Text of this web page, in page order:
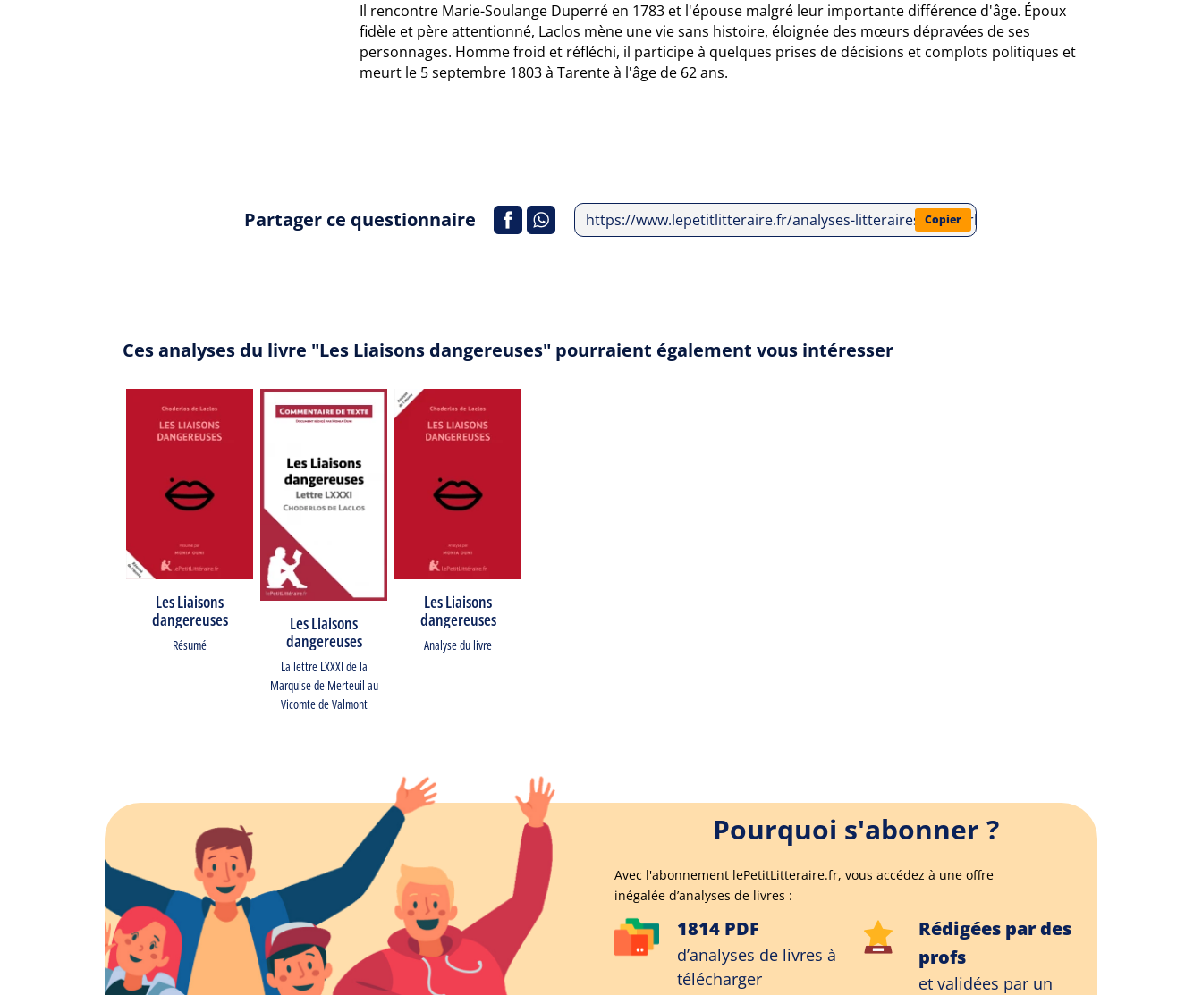
Il rencontre Marie-Soulange Duperré en 1783 et l'épouse malgré leur importante différence d'âge. Époux
fidèle et père attentionné, Laclos mène une vie sans histoire, éloignée des mœurs dépravées de ses
personnages. Homme froid et réfléchi, il participe à quelques prises de décisions et complots politiques et
meurt le 5 septembre 1803 à Tarente à l'âge de 62 ans.
Partager ce questionnaire https://www.lepetitlitteraire.fr/analyses-litteraires/choderlos-de-laclos/les-liaisons-
Copier
Ces analyses du livre "Les Liaisons dangereuses" pourraient également vous intéresser
Les Liaisons
dangereuses
Résumé
Les Liaisons
dangereuses
La lettre LXXXI de la
Marquise de Merteuil au
Vicomte de Valmont
Les Liaisons
dangereuses
Analyse du livre
Pourquoi s'abonner ?
Avec l'abonnement lePetitLitteraire.fr, vous accédez à une offre
inégalée d’analyses de livres :
1814 PDF
d’analyses de livres à
télécharger
Rédigées par des
profs
et validées par un